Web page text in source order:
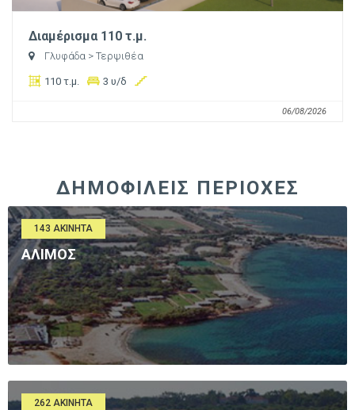
Διαμέρισμα 110 τ.μ.
Γλυφάδα > Τερψιθέα
110 τ.μ. 3 υ/δ
06/08/2026
ΔΗΜΟΦΙΛΕΙΣ ΠΕΡΙΟΧΕΣ
143 ΑΚΊΝΗΤΑ
ΑΛΙΜΟΣ
262 ΑΚΊΝΗΤΑ